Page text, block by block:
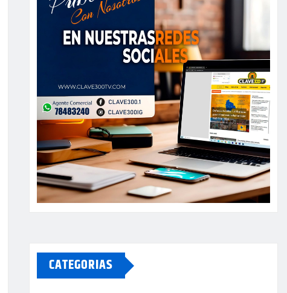
CATEGORIAS